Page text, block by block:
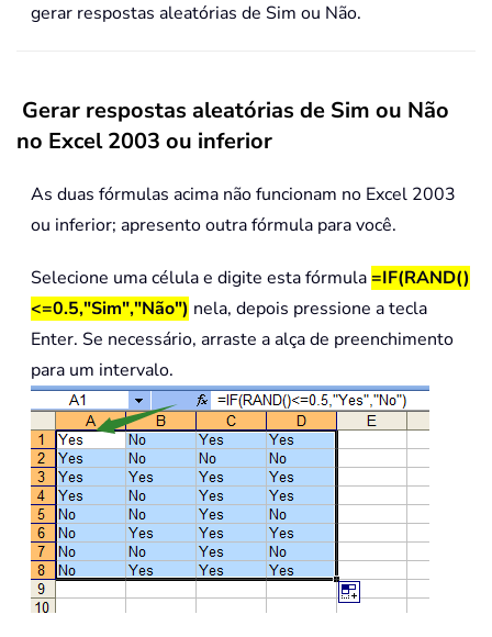
gerar respostas aleatórias de Sim ou Não.
Gerar respostas aleatórias de Sim ou Não
no Excel 2003 ou inferior
As duas fórmulas acima não funcionam no Excel 2003
ou inferior; apresento outra fórmula para você.
Selecione uma célula e digite esta fórmula=IF(RAND()
<=0.5,"Sim","Não") nela, depois pressione a tecla
Enter. Se necessário, arraste a alça de preenchimento
para um intervalo.